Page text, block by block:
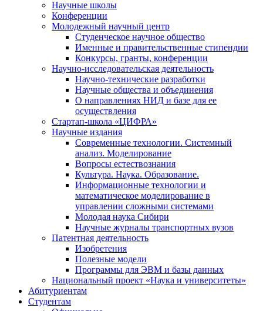
Научные школы
Конференции
Молодежный научный центр
Студенческое научное общество
Именные и правительственные стипендии
Конкурсы, гранты, конференции
Научно-исследовательская деятельность
Научно-технические разработки
Научные общества и объединения
О направлениях НИД и базе для ее
осуществления
Стартап-школа «ЦИФРА»
Научные издания
Современные технологии. Системный
анализ. Моделирование
Вопросы естествознания
Культура. Наука. Образование.
Информационные технологии и
математическое моделирование в
управлении сложными системами
Молодая наука Сибири
Научные журналы транспортных вузов
Патентная деятельность
Изобретения
Полезные модели
Программы для ЭВМ и базы данных
Национальный проект «Наука и университеты»
Абитуриентам
Студентам